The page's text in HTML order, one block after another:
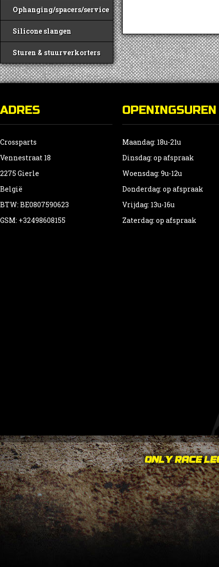
Ophanging/spacers/service
Silicone slangen
Sturen & stuurverkorters
ADRES
Crossparts
Vennestraat 18
2275 Gierle
België
BTW: BE0807590623
GSM: +32498608155
OPENINGSUREN
Maandag: 18u-21u
Dinsdag: op afspraak
Woensdag: 9u-12u
Donderdag: op afspraak
Vrijdag: 13u-16u
Zaterdag: op afspraak